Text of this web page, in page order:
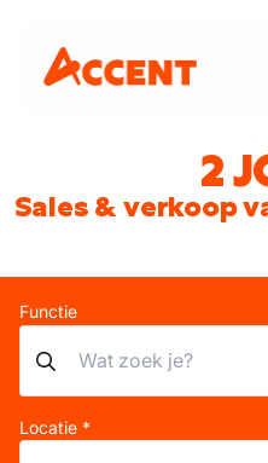
2
Sales & verkoop
Functie
Locatie *